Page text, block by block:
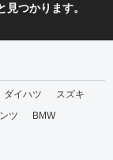
つかります。
ダイハツ
スズキ
ツ
BMW